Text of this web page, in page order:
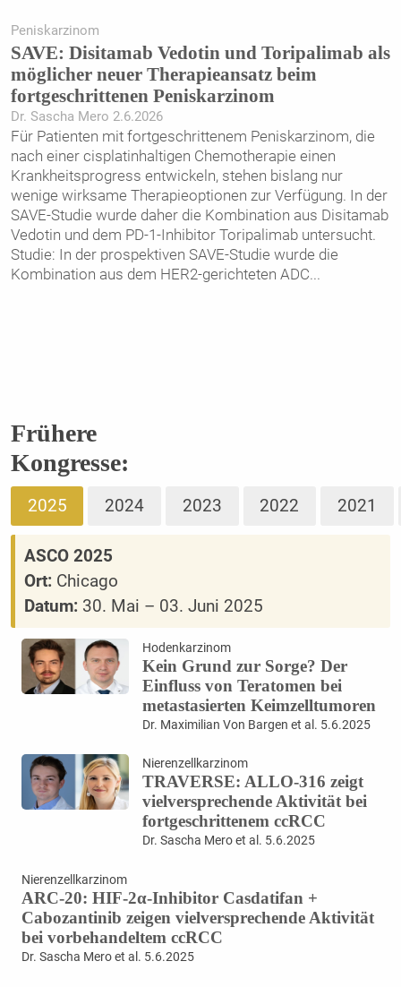
Wien
Peniskarzinom
SAVE: Disitamab Vedotin und Toripalimab als
möglicher neuer Therapieansatz beim
fortgeschrittenen Peniskarzinom
Dr. Sascha Mero 2.6.2026
Für Patienten mit fortgeschrittenem Peniskarzinom, die
nach einer cisplatinhaltigen Chemotherapie einen
Krankheitsprogress entwickeln, stehen bislang nur
wenige wirksame Therapieoptionen zur Verfügung. In der
SAVE-Studie wurde daher die Kombination aus Disitamab
Vedotin und dem PD-1-Inhibitor Toripalimab untersucht.
Studie: In der prospektiven SAVE-Studie wurde die
Kombination aus dem HER2-gerichteten ADC...
Frühere
Kongresse:
2025 2024 2023 2022 2021
ASCO 2025
Ort:Chicago
Datum: 30. Mai – 03. Juni 2025
Hodenkarzinom
Kein Grund zur Sorge? Der
Einfluss von Teratomen bei
metastasierten Keimzelltumoren
Dr. Maximilian Von Bargen et al. 5.6.2025
Nierenzellkarzinom
TRAVERSE: ALLO-316 zeigt
vielversprechende Aktivität bei
fortgeschrittenem ccRCC
Dr. Sascha Mero et al. 5.6.2025
Nierenzellkarzinom
ARC-20: HIF-2α-Inhibitor Casdatifan +
Cabozantinib zeigen vielversprechende Aktivität
bei vorbehandeltem ccRCC
Dr. Sascha Mero et al. 5.6.2025